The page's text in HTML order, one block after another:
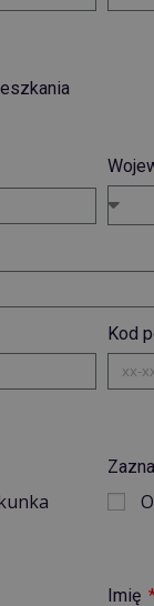
Kod
Imię